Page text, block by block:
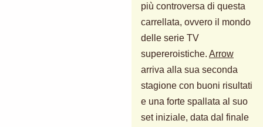
più controversa di questa
carrellata, ovvero il mondo
delle serie TV
supereroistiche. Arrow
arriva alla sua seconda
stagione con buoni risultati
e una forte spallata al suo
set iniziale, data dal finale